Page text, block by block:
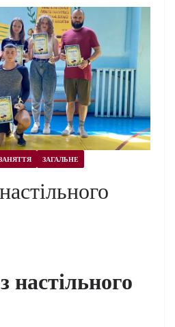
ЗАГАЛЬНЕ
настільного